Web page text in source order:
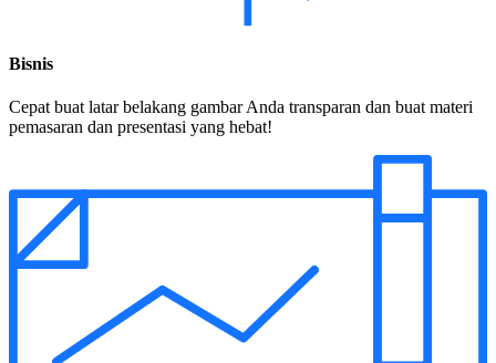
Bisnis
Cepat buat latar belakang gambar Anda transparan dan buat materi
pemasaran dan presentasi yang hebat!